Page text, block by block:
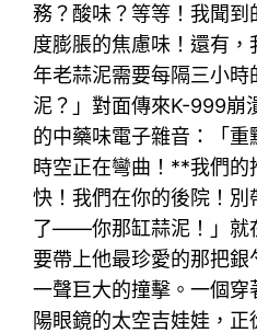
務？酸味？等等！我聞
度膨脹的焦慮味！還有
年老蒜泥需要每隔三小
泥？」對面傳來K-999崩
的中藥味電子雜音：「
時空正在彎曲！**我們的
快！我們在你的後院！
了——你那缸蒜泥！」就
要帶上他最珍愛的那把
一聲巨大的撞擊。一個
陽眼鏡的太空吉娃娃，正